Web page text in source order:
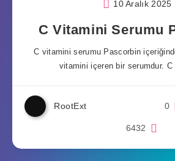
10 Aralık 2025
C Vitamini Serumu
C vitamini serumu Pascorbin
vitamini içeren bir serumdur.
RootExt 0
6432